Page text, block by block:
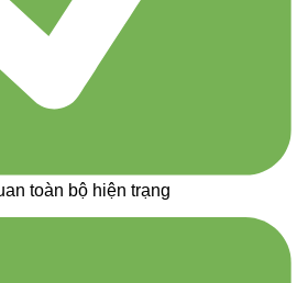
toàn bộ hiện trạng